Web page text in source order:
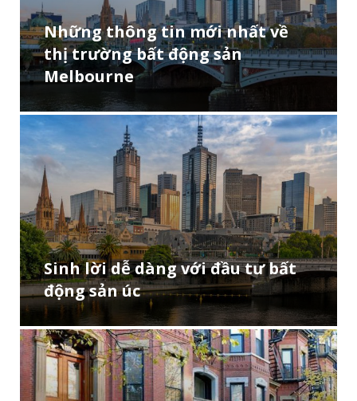
Những thông tin mới nhất về
thị trường bất động sản
Melbourne
Sinh lời dễ dàng với đầu tư bất
động sản úc